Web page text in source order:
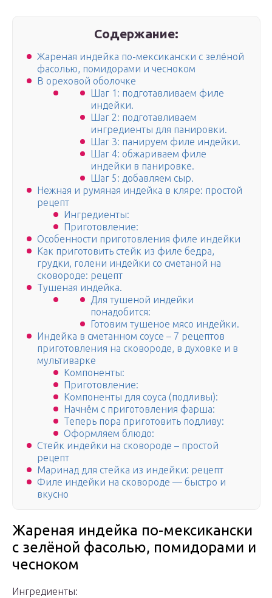
Содержание:
Жареная индейка по-мексикански с зелёной
фасолью, помидорами и чесноком
В ореховой оболочке
Шаг 1: подготавливаем филе
индейки.
Шаг 2: подготавливаем
ингредиенты для панировки.
Шаг 3: панируем филе индейки.
Шаг 4: обжариваем филе
индейки в панировке.
Шаг 5: добавляем сыр.
Нежная и румяная индейка в кляре: простой
рецепт
Ингредиенты:
Приготовление:
Особенности приготовления филе индейки
Как приготовить стейк из филе бедра,
грудки, голени индейки со сметаной на
сковороде: рецепт
Тушеная индейка.
Для тушеной индейки
понадобится:
Готовим тушеное мясо индейки.
Индейка в сметанном соусе – 7 рецептов
приготовления на сковороде, в духовке и в
мультиварке
Компоненты:
Приготовление:
Компоненты для соуса (подливы):
Начнём с приготовления фарша:
Теперь пора приготовить подливу:
Оформляем блюдо:
Стейк индейки на сковороде – простой
рецепт
Маринад для стейка из индейки: рецепт
Филе индейки на сковороде — быстро и
вкусно
Жареная индейка по-мексикански
с зелёной фасолью, помидорами и
чесноком
Ингредиенты: